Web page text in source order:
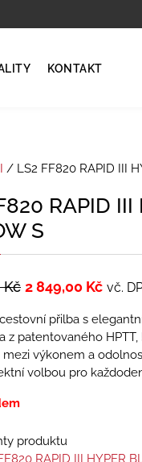
KONTAKT
/ LS2 FF820 RAPID III
RAPID
S
Kč 2 849,00 Kč vč.
přilba s
z patentovaného
výkonem a
volbou pro
produktu
RAPID III HYPER